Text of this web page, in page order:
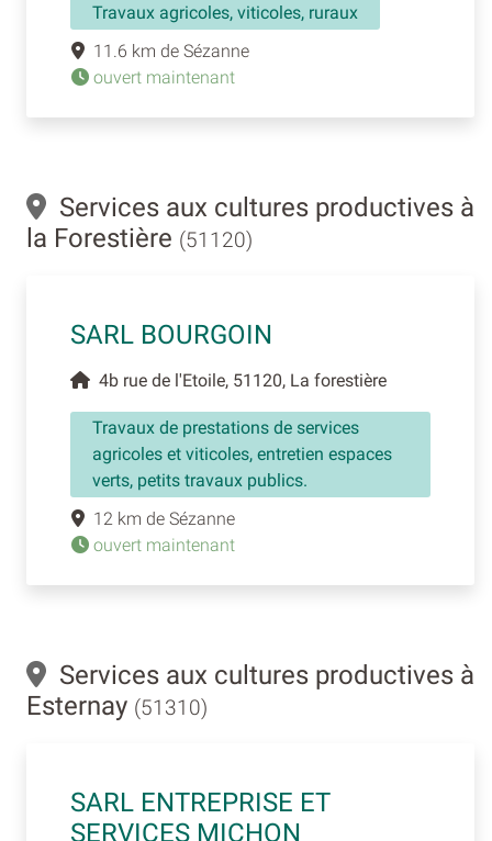
Travaux agricoles, viticoles, ruraux
11.6 km de Sézanne
ouvert maintenant
Services aux cultures productives à
la Forestière (51120)
SARL BOURGOIN
4b rue de l'Etoile, 51120, La forestière
Travaux de prestations de services
agricoles et viticoles, entretien espaces
verts, petits travaux publics.
12 km de Sézanne
ouvert maintenant
Services aux cultures productives à
Esternay (51310)
SARL ENTREPRISE ET
SERVICES MICHON